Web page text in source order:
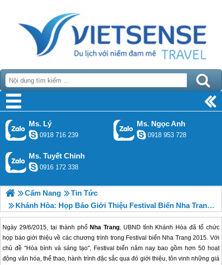
Ms. Lý
0918 716 239
Ms. Ngọc Anh
0918 953 728
Ms. Tuyết Chinh
0916 172 338
Cẩm Nang
Tin Tức
Khánh Hòa: Họp Báo Giới Thiệu Festival Biển Nha Trang 2015
Ngày 29/6/2015, tại thành phố Nha Trang, UBND tỉnh Khánh Hòa đã tổ chức
họp báo giới thiệu về các chương trình trong Festival biển Nha Trang 2015. Với
chủ đề "Hòa bình và sáng tạo", Festival biển năm nay bao gồm hơn 50 hoạt
động văn hóa, thể thao, hành trình đặc sắc qua đó giới thiệu, tôn vinh những giá